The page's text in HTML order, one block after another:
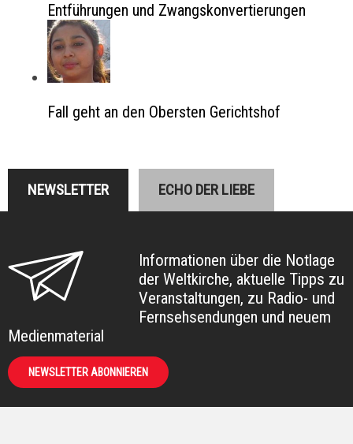
Entführungen und Zwangskonvertierungen
Fall geht an den Obersten Gerichtshof
NEWSLETTER ECHO DER LIEBE
Informationen über die Notlage
der Weltkirche, aktuelle Tipps zu
Veranstaltungen, zu Radio- und
Fernsehsendungen und neuem
Medienmaterial
NEWSLETTER ABONNIEREN